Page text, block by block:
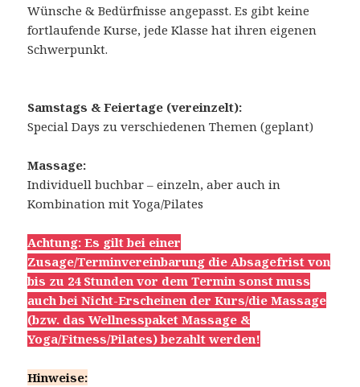
Wünsche & Bedürfnisse angepasst. Es gibt keine
fortlaufende Kurse, jede Klasse hat ihren eigenen
Schwerpunkt.
Samstags & Feiertage (vereinzelt):
Special Days zu verschiedenen Themen (geplant)
Massage:
Individuell buchbar – einzeln, aber auch in
Kombination mit Yoga/Pilates
Achtung: Es gilt bei einer
Zusage/Terminvereinbarung die Absagefrist von
bis zu 24 Stunden vor dem Termin sonst muss
auch bei Nicht-Erscheinen der Kurs/die Massage
(bzw. das Wellnesspaket Massage &
Yoga/Fitness/Pilates) bezahlt werden!
Hinweise: